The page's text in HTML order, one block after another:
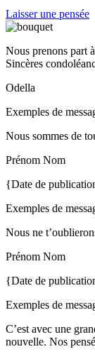
Laisser une pensée
Nous prenons part
Sincères
Odella
Exemples de
Nous sommes de
Prénom Nom
{Date de
Exemples de
Nous ne
Prénom Nom
{Date de
Exemples de
C’est avec une
nouvelle. Nos